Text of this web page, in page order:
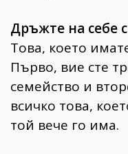
Дръжте на себе
Това, което
Първо, вие сте
семейство и
всичко това,
той вече го има.